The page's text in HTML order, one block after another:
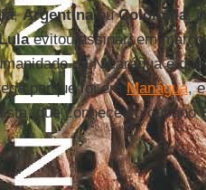
,ArgentinaouColômbia,
evitou assinar, em
na Nicarágua e
porque foi emManágua,
que conheceu o cubano